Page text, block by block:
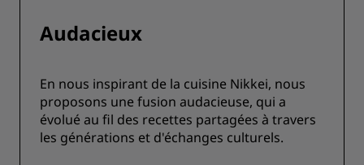
Audacieux
En nous inspirant de la cuisine Nikkei, nous
proposons une fusion audacieuse, qui a
évolué au fil des recettes partagées à travers
les générations et d'échanges culturels.